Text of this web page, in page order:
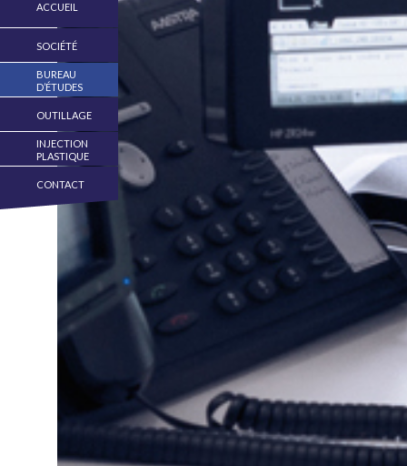
ACCUEIL
SOCIÉTÉ
BUREAU
D’ÉTUDES
OUTILLAGE
INJECTION
PLASTIQUE
CONTACT